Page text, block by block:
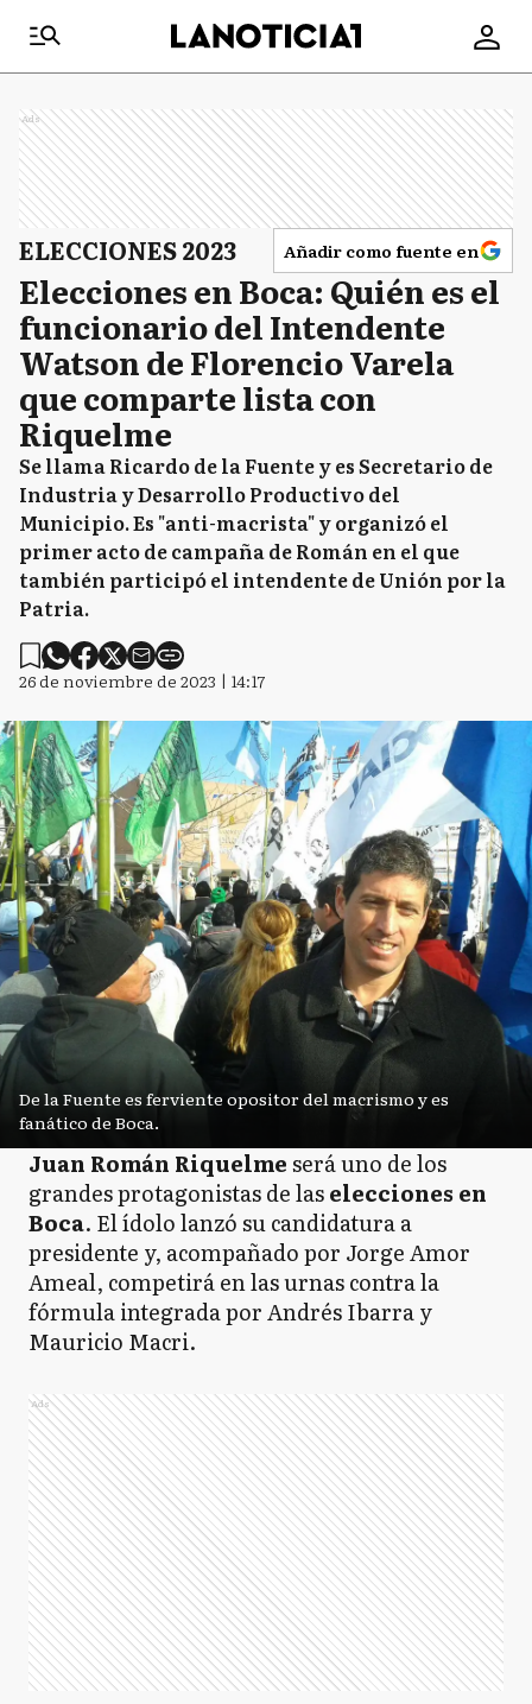
Ads
ELECCIONES 2023 Añadir como fuente en
Elecciones en Boca: Quién es el
funcionario del Intendente
Watson de Florencio Varela
que comparte lista con
Riquelme
Se llama Ricardo de la Fuente y es Secretario de
Industria y Desarrollo Productivo del
Municipio. Es "anti-macrista" y organizó el
primer acto de campaña de Román en el que
también participó el intendente de Unión por la
Patria.
26 de noviembre de 2023 | 14:17
De la Fuente es ferviente opositor del macrismo y es
fanático de Boca.
Juan Román Riquelmeserá uno de los
grandes protagonistas de laselecciones en
Boca. El ídolo lanzó su candidatura a
presidente y, acompañado por Jorge Amor
Ameal, competirá en las urnas contra la
fórmula integrada por Andrés Ibarra y
Mauricio Macri.
Ads